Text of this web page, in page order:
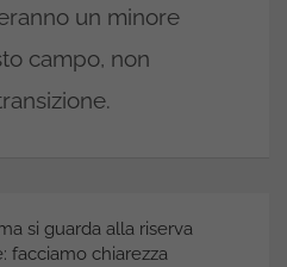
un minore
campo, non
si guarda alla riserva
facciamo chiarezza